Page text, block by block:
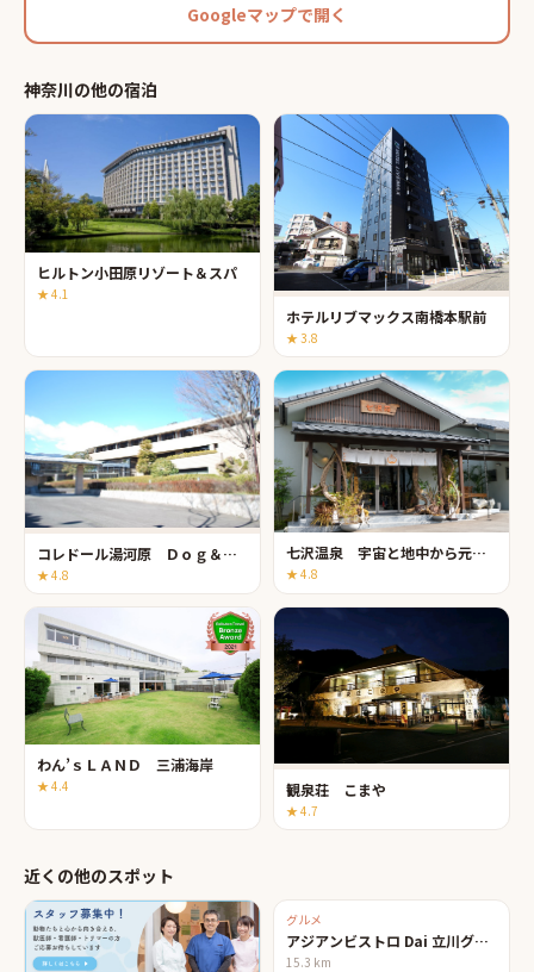
Googleマップで開く
神奈川の他の宿泊
ヒルトン小田原リゾート＆スパ
★4.1
ホテルリブマックス南橋本駅前
★3.8
コレドール湯河原 Ｄｏｇ＆Ｒｅｓｏｒｔ
★4.8
七沢温泉 宇宙と地中から元気をもらう宿 七沢荘
★4.8
わん’ｓＬＡＮＤ 三浦海岸
★4.4 観泉荘 こまや
★4.7
近くの他のスポット
グルメ
アジアンビストロ Dai 立川グリーンスプリングス店
15.3 km